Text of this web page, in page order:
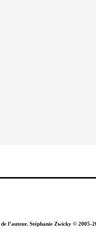
l’auteur. Stéphanie Zwicky © 2005-